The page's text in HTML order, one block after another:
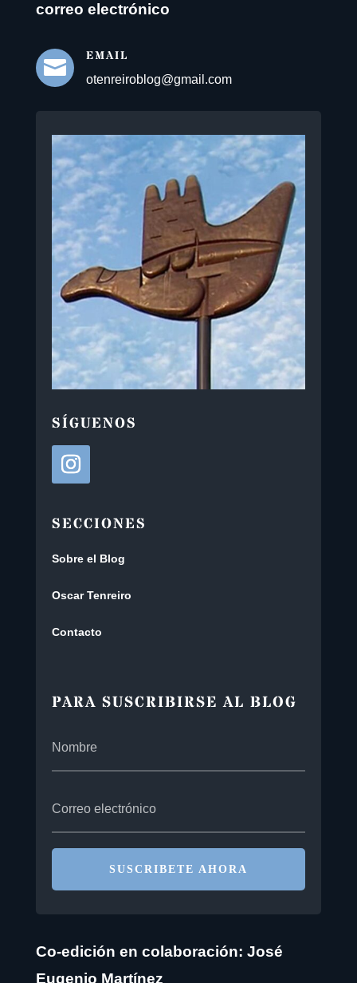
correo electrónico

EMAIL
otenreiroblog@gmail.com
SÍGUENOS
SECCIONES
Sobre el Blog
Oscar Tenreiro
Contacto
PARA SUSCRIBIRSE AL BLOG
SUSCRIBETE AHORA
Co-edición en colaboración: José
Eugenio Martínez